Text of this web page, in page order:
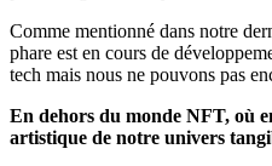
Comme mentionné dans notre
phare est en cours de
tech mais nous ne pouvons pas
En dehors du monde NFT, où
artistique de notre univers